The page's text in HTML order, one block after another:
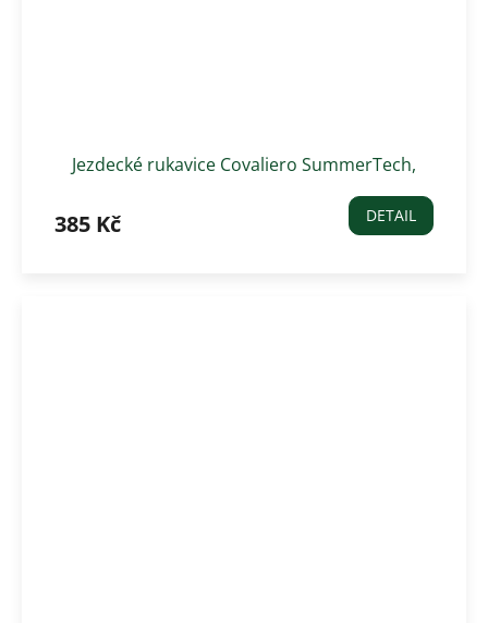
Jezdecké rukavice Covaliero SummerTech,
385 Kč DETAIL